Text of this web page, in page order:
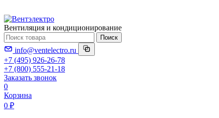
Вентиляция и кондиционирование
Поиск
info@ventelectro.ru
+7 (495) 926-26-78
+7 (800) 555-21-18
Заказать звонок
0
Корзина
0 ₽